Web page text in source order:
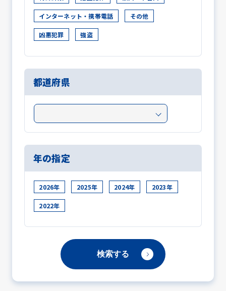
インターネット・携帯電話 その他
凶悪犯罪 強盗
都道府県
年の指定
2026年 2025年 2024年 2023年
2022年